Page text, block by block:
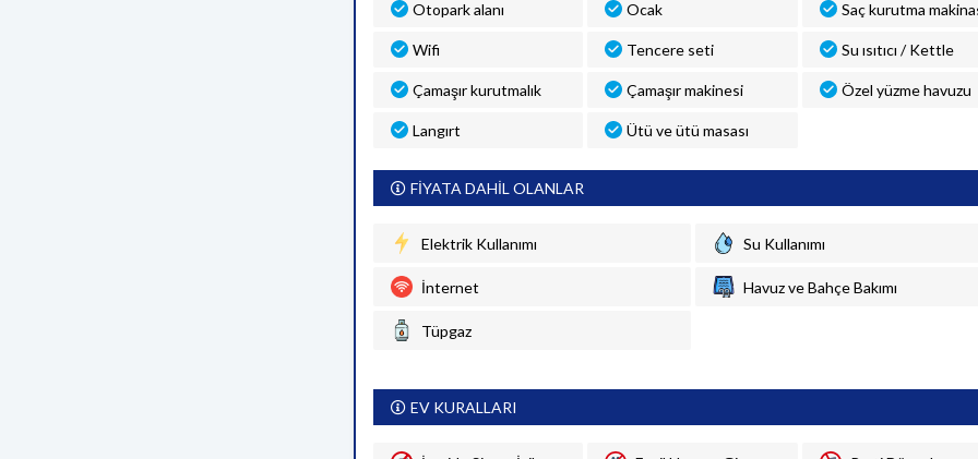
Otopark alanı Ocak Saç kurutma
Wifi Tencere seti Su ısıtıcı / Kettle
Çamaşır kurutmalık Çamaşır makinesi Özel yüzme havuzu
Langırt Ütü ve ütü masası
FİYATA DAHİL OLANLAR
Elektrik Kullanımı Su Kullanımı
İnternet Havuz ve Bahçe Bakımı
Tüpgaz
EV KURALLARI